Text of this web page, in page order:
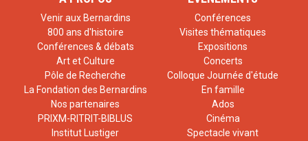
Venir aux Bernardins
800 ans d'histoire
Conférences & débats
Art et Culture
Pôle de Recherche
La Fondation des Bernardins
Nos partenaires
PRIXM-RITRIT-BIBLUS
Institut Lustiger
Conférences
Visites thématiques
Expositions
Concerts
Colloque Journée d'étude
En famille
Ados
Cinéma
Spectacle vivant